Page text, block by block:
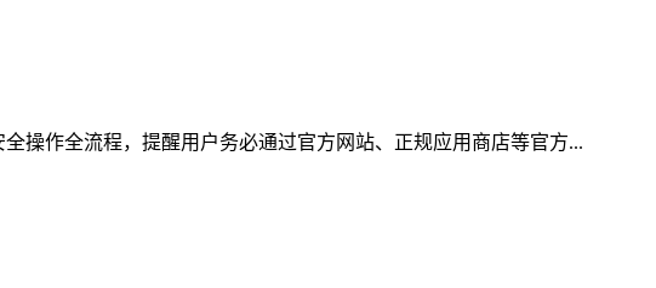
操作全流程，提醒用户务必通过官方网站、正规应用商店等官方...